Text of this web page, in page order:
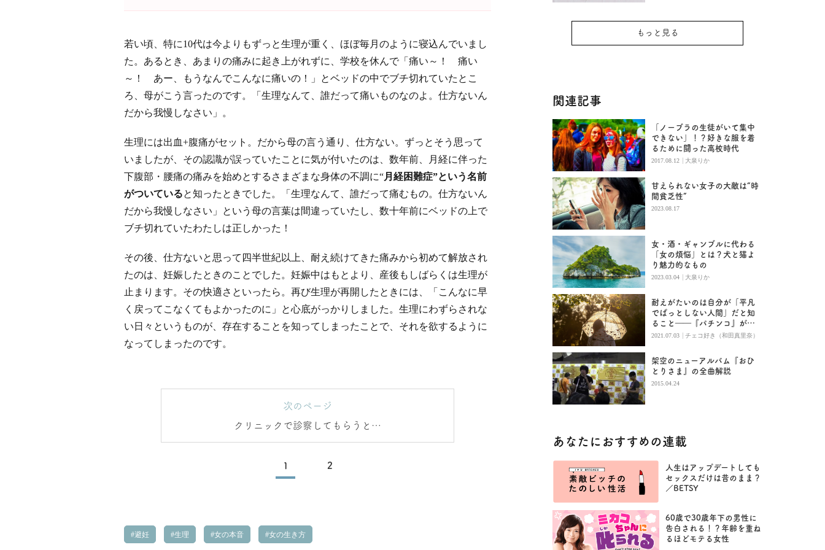
若い頃、特に10代は今よりもずっと生理が重く、ほぼ毎月のように寝込んでいまし
た。あるとき、あまりの痛みに起き上がれずに、学校を休んで「痛い～！ 痛い
～！ あー、もうなんでこんなに痛いの！」とベッドの中でブチ切れていたとこ
ろ、母がこう言ったのです。「生理なんて、誰だって痛いものなのよ。仕方ないん
だから我慢しなさい」。
生理には出血+腹痛がセット。だから母の言う通り、仕方ない。ずっとそう思って
いましたが、その認識が誤っていたことに気が付いたのは、数年前、月経に伴った
下腹部・腰痛の痛みを始めとするさまざまな身体の不調に“月経困難症”という名前
がついていると知ったときでした。「生理なんて、誰だって痛むもの。仕方ないん
だから我慢しなさい」という母の言葉は間違っていたし、数十年前にベッドの上で
ブチ切れていたわたしは正しかった！
その後、仕方ないと思って四半世紀以上、耐え続けてきた痛みから初めて解放され
たのは、妊娠したときのことでした。妊娠中はもとより、産後もしばらくは生理が
止まります。その快適さといったら。再び生理が再開したときには、「こんなに早
く戻ってこなくてもよかったのに」と心底がっかりしました。生理にわずらされな
い日々というものが、存在することを知ってしまったことで、それを欲するように
なってしまったのです。
次のページ
クリニックで診察してもらうと…
1 2
避妊 生理 女の本音 女の生き方
もっと見る
関連記事
「ノーブラの生徒がいて集中
できない」！？好きな服を着
るために闘った高校時代
2017.08.12 | 大泉りか
甘えられない女子の大敵は“時
間貧乏性”
2023.08.17
女・酒・ギャンブルに代わる
「女の煩悩」とは？犬と猫よ
り魅力的なもの
2023.03.04 | 大泉りか
耐えがたいのは自分が「平凡
でぱっとしない人間」だと知
ること――『パチンコ』が描
く意味
2021.07.03 | チェコ好き（和田真里奈）
架空のニューアルバム『おひ
とりさま』の全曲解説
2015.04.24
あなたにおすすめの連載
人生はアップデートしても
セックスだけは昔のまま？
／BETSY
60歳で30歳年下の男性に
告白される！？年齢を重ね
るほどモテる女性